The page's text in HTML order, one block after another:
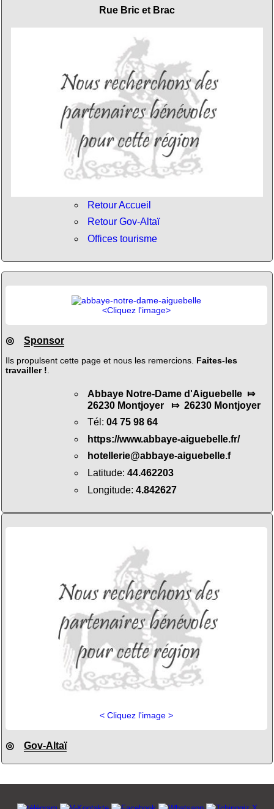
Rue Bric et Brac
Retour Accueil
Retour Gov-Altaï
Offices tourisme
<Cliquez l'image>
◎ Sponsor
Ils propulsent cette page et nous les remercions. Faites-les
travailler !
Abbaye Notre-Dame d'Aiguebelle ⤇
26230 Montjoyer ⤇ 26230 Montjoyer
Tél: 04 75 98 64
https://www.abbaye-aiguebelle.fr/
hotellerie@abbaye-aiguebelle.f
Latitude: 44.462203
Longitude: 4.842627
< Cliquez l'image >
◎ Gov-Altaï